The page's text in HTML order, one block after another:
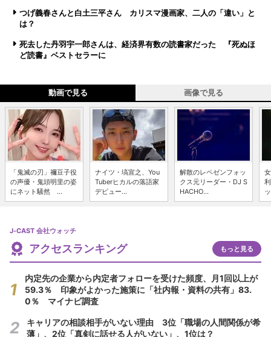
つげ義春さんと白土三平さん カリスマ漫画家、二人の「違い」と
は？
死去した丹羽宇一郎さんは、経済界有数の読書家だった 『死ぬほ
ど読書』ベストセラーに
動画で見る 画像で見る
「鬼滅の刃」禰豆子役
の声優・鬼頭明里の姿
にネット騒然 ...
ナイツ・塙宣之、You
Tuberヒカルの落語家
デビュー...
解散のレペゼンフォッ
クス元リーダー・DJ S
HACHO...
J-CAST 会社ウォッチ
アクセスランキング もっと見る
内定先の企業から内定者フォローを受けた頻度、月1回以上が
59.3％ 印象がよかった施策に「社内報・資料の共有」83.
0％ マイナビ調査
キャリアの相談相手がいない理由 3位「職場の人間関係が希
薄」、2位「真剣に話せる人がいない」、1位は？